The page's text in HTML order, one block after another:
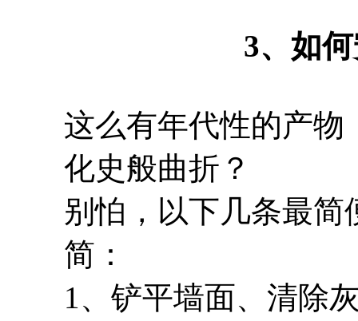
3、如
这么有年代性的产物
化史般曲折？
别怕，以下几条最
简：
1、铲平墙面、清除